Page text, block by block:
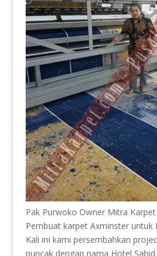
Pak Purwoko Owner Mitra
Pembuat karpet Axminster untuk
Kali ini kami persembahkan
puncak dengan nama Hotel